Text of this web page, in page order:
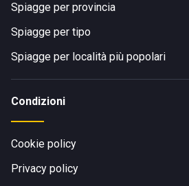
Spiagge per provincia
Spiagge per tipo
Spiagge per località più popolari
Condizioni
Cookie policy
Privacy policy